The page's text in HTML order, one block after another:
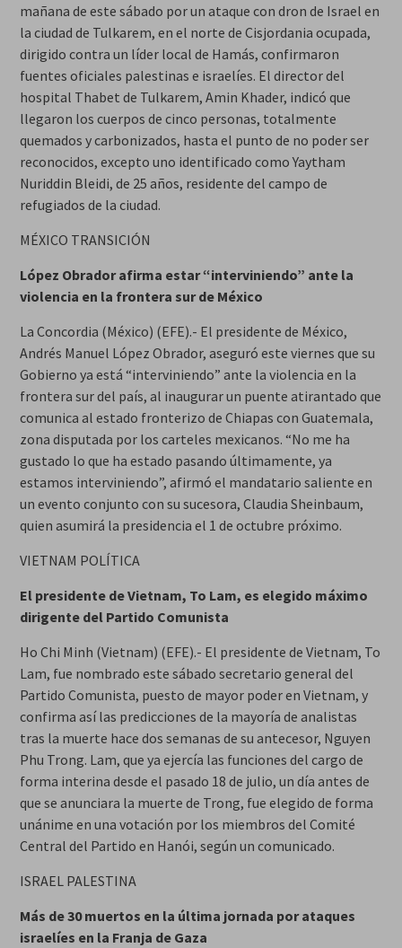
mañana de este sábado por un ataque con dron de Israel en
la ciudad de Tulkarem, en el norte de Cisjordania ocupada,
dirigido contra un líder local de Hamás, confirmaron
fuentes oficiales palestinas e israelíes. El director del
hospital Thabet de Tulkarem, Amin Khader, indicó que
llegaron los cuerpos de cinco personas, totalmente
quemados y carbonizados, hasta el punto de no poder ser
reconocidos, excepto uno identificado como Yaytham
Nuriddin Bleidi, de 25 años, residente del campo de
refugiados de la ciudad.
MÉXICO TRANSICIÓN
López Obrador afirma estar “interviniendo” ante la
violencia en la frontera sur de México
La Concordia (México) (EFE).- El presidente de México,
Andrés Manuel López Obrador, aseguró este viernes que su
Gobierno ya está “interviniendo” ante la violencia en la
frontera sur del país, al inaugurar un puente atirantado que
comunica al estado fronterizo de Chiapas con Guatemala,
zona disputada por los carteles mexicanos. “No me ha
gustado lo que ha estado pasando últimamente, ya
estamos interviniendo”, afirmó el mandatario saliente en
un evento conjunto con su sucesora, Claudia Sheinbaum,
quien asumirá la presidencia el 1 de octubre próximo.
VIETNAM POLÍTICA
El presidente de Vietnam, To Lam, es elegido máximo
dirigente del Partido Comunista
Ho Chi Minh (Vietnam) (EFE).- El presidente de Vietnam, To
Lam, fue nombrado este sábado secretario general del
Partido Comunista, puesto de mayor poder en Vietnam, y
confirma así las predicciones de la mayoría de analistas
tras la muerte hace dos semanas de su antecesor, Nguyen
Phu Trong. Lam, que ya ejercía las funciones del cargo de
forma interina desde el pasado 18 de julio, un día antes de
que se anunciara la muerte de Trong, fue elegido de forma
unánime en una votación por los miembros del Comité
Central del Partido en Hanói, según un comunicado.
ISRAEL PALESTINA
Más de 30 muertos en la última jornada por ataques
israelíes en la Franja de Gaza